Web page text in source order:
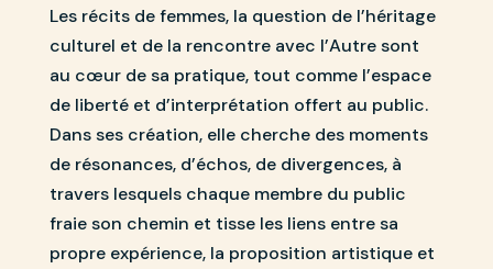
Les récits de femmes, la question de l’héritage
culturel et de la rencontre avec l’Autre sont
au cœur de sa pratique, tout comme l’espace
de liberté et d’interprétation offert au public.
Dans ses création, elle cherche des moments
de résonances, d’échos, de divergences, à
travers lesquels chaque membre du public
fraie son chemin et tisse les liens entre sa
propre expérience, la proposition artistique et